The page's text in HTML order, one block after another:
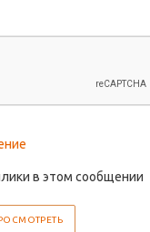
в этом сообщении